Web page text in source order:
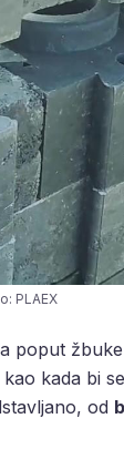
PLAEX
poput
kada bi
od